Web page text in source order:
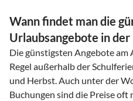
Wann findet man die
Urlaubsangebote in
Die günstigsten Angebote
Regel außerhalb der
und Herbst. Auch unter der
Buchungen sind die Preise oft